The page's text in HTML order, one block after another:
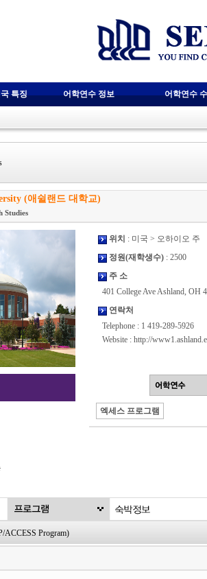
특징 어학연수 정보 어학연수
(애쉴랜드 대학교)
Studies
위치 : 미국 > 오하이오 주
정원(재학생수) : 2500
주 소
401 College Ave Ashland, OH
연락처
Telephone : 1 419-289-5926
Website : http://
엑세스 프로그램
Program)